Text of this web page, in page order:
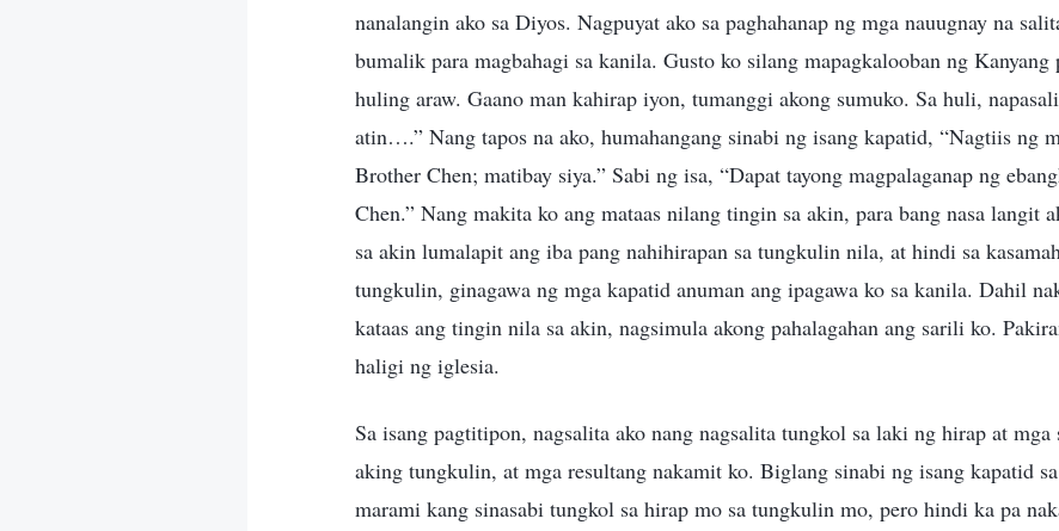
nanalangin ako sa Diyos. Nagpuyat ako sa paghahanap ng mga nauugnay na
bumalik para magbahagi sa kanila. Gusto ko silang mapagkalooban ng Kanyang
huling araw. Gaano man kahirap iyon, tumanggi akong sumuko. Sa huli,
atin….” Nang tapos na ako, humahangang sinabi ng isang kapatid, “Nagtiis ng
Brother Chen; matibay siya.” Sabi ng isa, “Dapat tayong magpalaganap ng
Chen.” Nang makita ko ang mataas nilang tingin sa akin, para bang nasa langit
sa akin lumalapit ang iba pang nahihirapan sa tungkulin nila, at hindi sa
tungkulin, ginagawa ng mga kapatid anuman ang ipagawa ko sa kanila. Dahil
kataas ang tingin nila sa akin, nagsimula akong pahalagahan ang sarili ko.
haligi ng iglesia.
Sa isang pagtitipon, nagsalita ako nang nagsalita tungkol sa laki ng hirap at mga
aking tungkulin, at mga resultang nakamit ko. Biglang sinabi ng isang kapatid
marami kang sinasabi tungkol sa hirap mo sa tungkulin mo, pero hindi ka pa